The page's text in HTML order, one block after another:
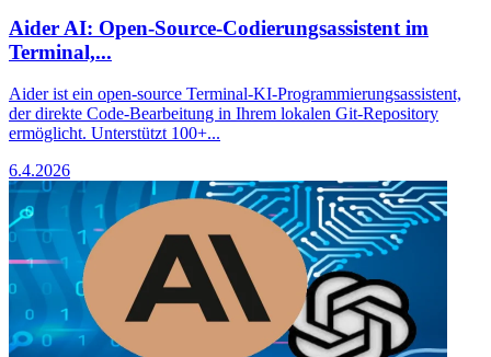
Aider AI: Open-Source-Codierungsassistent im
Terminal,...
Aider ist ein open-source Terminal-KI-Programmierungsassistent,
der direkte Code-Bearbeitung in Ihrem lokalen Git-Repository
ermöglicht. Unterstützt 100+...
6.4.2026